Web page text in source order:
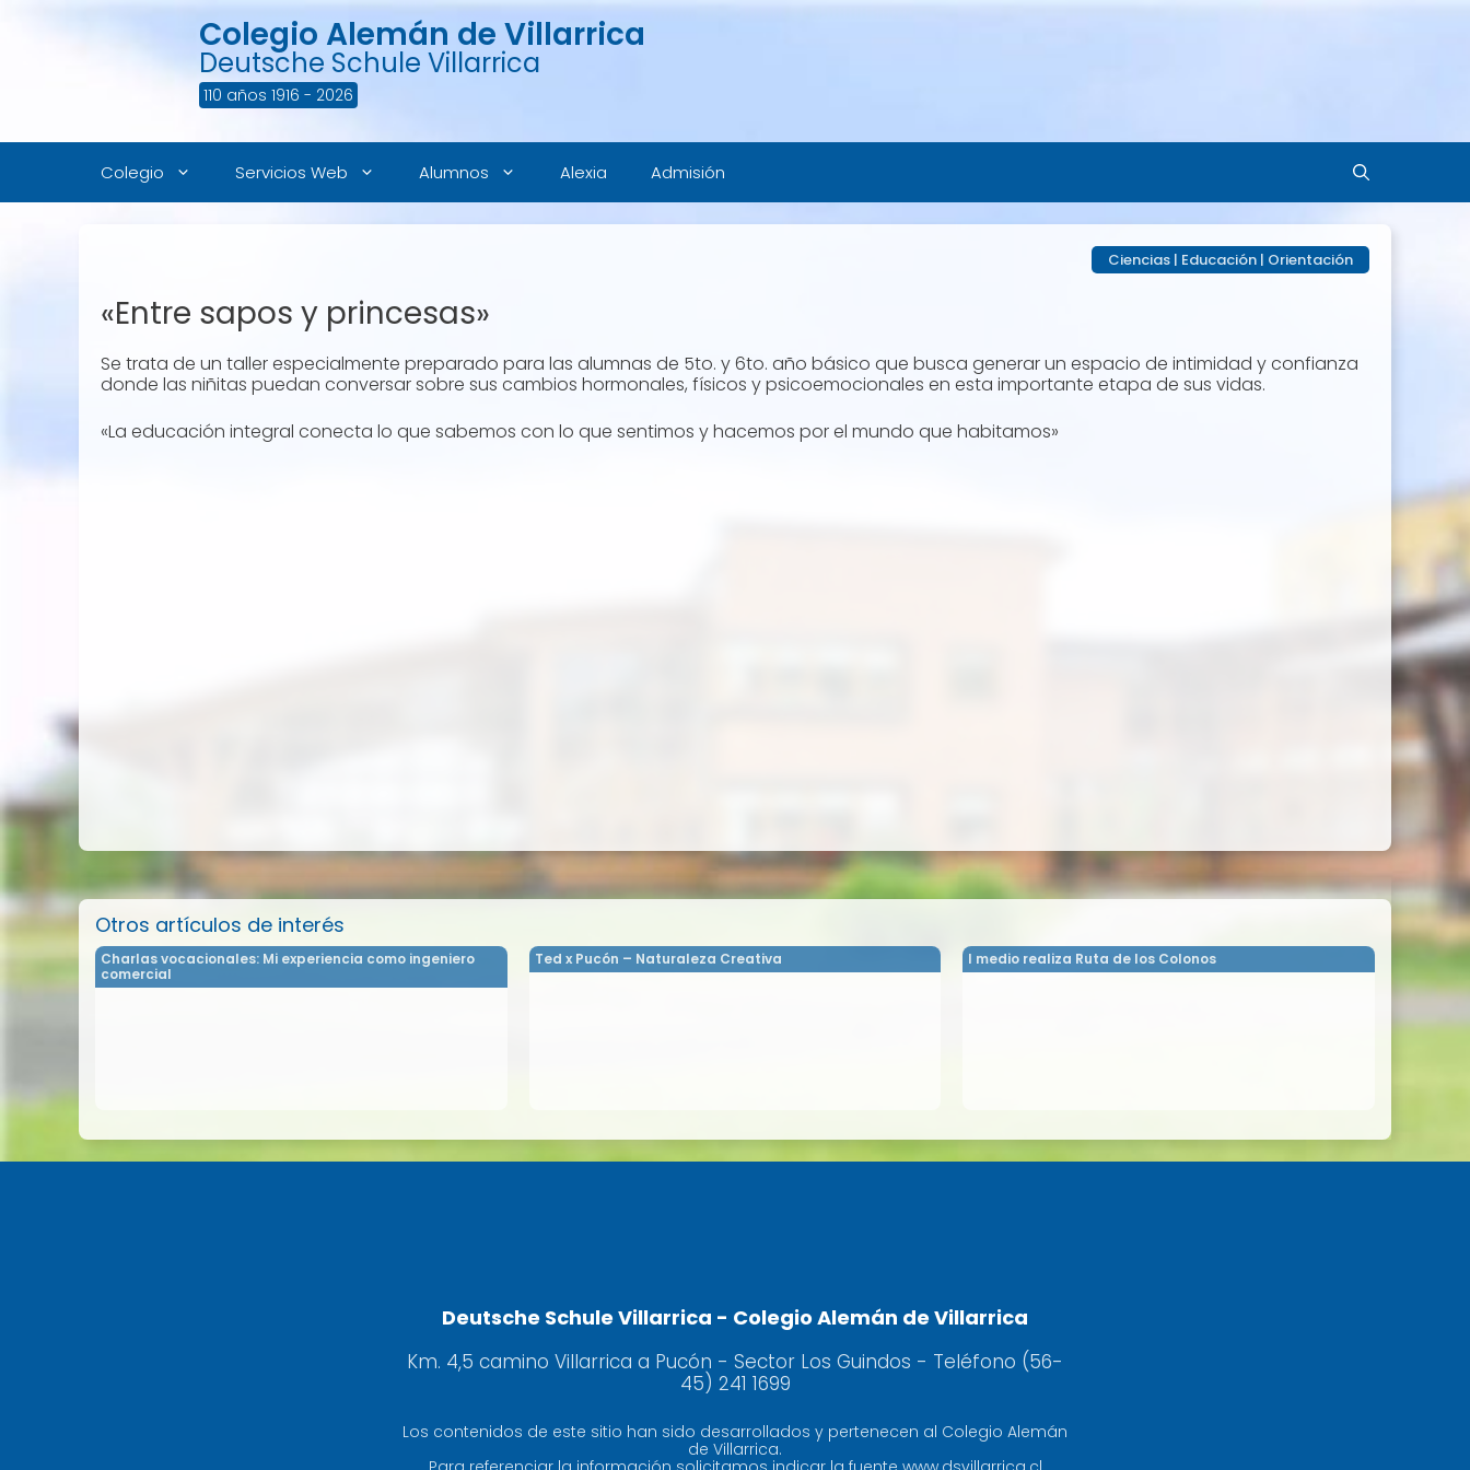
Colegio Alemán de Villarrica
Deutsche Schule Villarrica
110 años 1916 - 2026
Colegio Servicios Web Alumnos Alexia Admisión
Ciencias | Educación | Orientación
«Entre sapos y princesas»
Se trata de un taller especialmente preparado para las alumnas de 5to. y 6to. año básico que busca generar un espacio de intimidad y confianza
donde las niñitas puedan conversar sobre sus cambios hormonales, físicos y psicoemocionales en esta importante etapa de sus vidas.
«La educación integral conecta lo que sabemos con lo que sentimos y hacemos por el mundo que habitamos»
Otros artículos de interés
Charlas vocacionales: Mi experiencia como ingeniero
comercial
Ted x Pucón – Naturaleza Creativa I medio realiza Ruta de los Colonos
Deutsche Schule Villarrica - Colegio Alemán de Villarrica
Km. 4,5 camino Villarrica a Pucón - Sector Los Guindos - Teléfono (56-
45) 241 1699
Los contenidos de este sitio han sido desarrollados y pertenecen al Colegio Alemán
de Villarrica.